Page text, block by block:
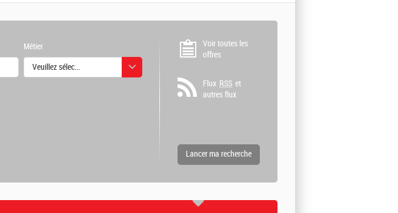
Métier
Veuillez sélectionner une ou des valeurs
Voir toutes les
offres
Flux RSS et
autres flux